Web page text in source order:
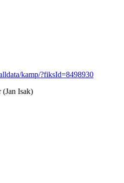
kamp/?fiksId=8498930
(Jan Isak)